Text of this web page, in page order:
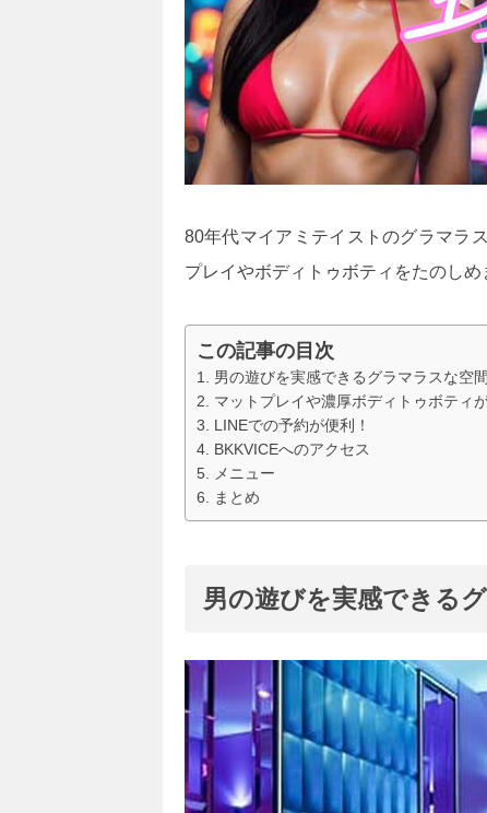
80年代マイアミテイストのグラマラ
プレイやボディトゥボティをたのしめ
この記事の目次
男の遊びを実感できるグラマラスな空間
マットプレイや濃厚ボディトゥボティ
LINEでの予約が便利！
BKKVICEへのアクセス
メニュー
まとめ
男の遊びを実感できる